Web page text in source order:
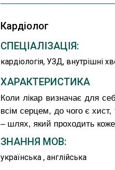
Кардіолог
СПЕЦІАЛІЗАЦІЯ:
кардіологія, УЗД, внутрішні
ХАРАКТЕРИСТИКА
Коли лікар визначає для
всім серцем, до чого є
– шлях, який проходить
Цей важливий момент
Під час роботи терапевтом у
ЗНАННЯ МОВ:
українська , англійська